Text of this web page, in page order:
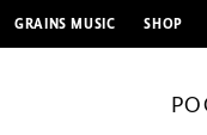
GRAINS MUSIC SHOP